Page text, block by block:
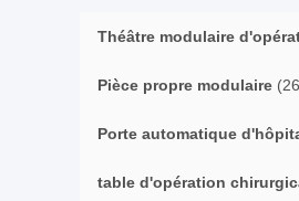
Théâtre modulaire
Pièce propre modulaire
Porte automatique
table d'opération